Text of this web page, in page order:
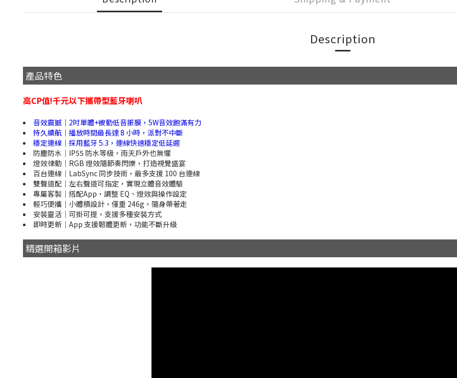
Description
產品特色
高CP值!千元以下攜帶型藍牙喇叭
音效震撼｜2吋單體+被動低音振膜，5W音效飽滿有力
持久續航｜播放時間最長達 8 小時，派對不中斷
穩定連線｜採用藍牙 5.3，連線快速穩定低延遲
防塵防水｜IP55 防水等級，雨天戶外也無懼
燈效律動｜RGB 燈效隨節奏閃爍，打造視覺盛宴
百台連線｜LabSync 同步技術，最多支援 100 台連線
雙聲道配｜左右聲道可指定，實現立體音效體驗
專屬客製｜搭配App，調整 EQ、燈效與操作設定
輕巧便攜｜小體積設計，僅重 246g，隨身帶著走
安裝靈活｜可掛可提，支援多種安裝方式
即時更新｜App 支援韌體更新，功能不斷升級
精選開箱影片